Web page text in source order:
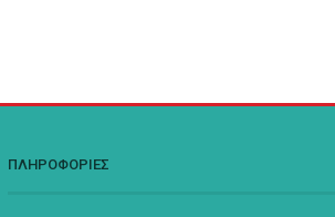
ΠΛΗΡΟΦΟΡΙΕΣ